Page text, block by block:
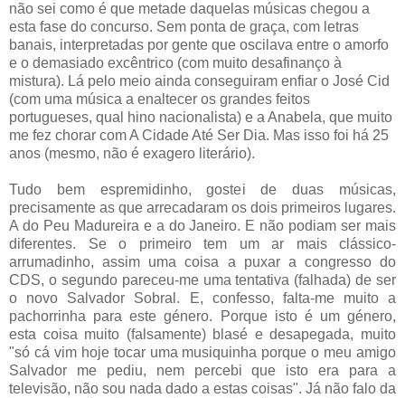
não sei como é que metade daquelas músicas chegou a
esta fase do concurso. Sem ponta de graça, com letras
banais, interpretadas por gente que oscilava entre o amorfo
e o demasiado excêntrico (com muito desafinanço à
mistura). Lá pelo meio ainda conseguiram enfiar o José Cid
(com uma música a enaltecer os grandes feitos
portugueses, qual hino nacionalista) e a Anabela, que muito
me fez chorar com A Cidade Até Ser Dia. Mas isso foi há 25
anos (mesmo, não é exagero literário).
Tudo bem espremidinho, gostei de duas músicas,
precisamente as que arrecadaram os dois primeiros lugares.
A do Peu Madureira e a do Janeiro. E não podiam ser mais
diferentes. Se o primeiro tem um ar mais clássico-
arrumadinho, assim uma coisa a puxar a congresso do
CDS, o segundo pareceu-me uma tentativa (falhada) de ser
o novo Salvador Sobral. E, confesso, falta-me muito a
pachorrinha para este género. Porque isto é um género,
esta coisa muito (falsamente) blasé e desapegada, muito
"só cá vim hoje tocar uma musiquinha porque o meu amigo
Salvador me pediu, nem percebi que isto era para a
televisão, não sou nada dado a estas coisas". Já não falo da